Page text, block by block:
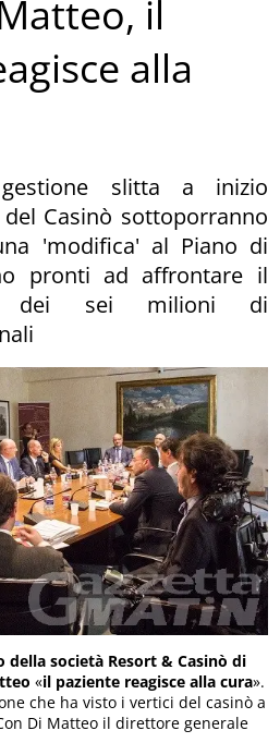
il
alla
slitta a inizio
Casinò sottoporranno
'modifica' al Piano di
pronti ad affrontare il
dei sei milioni di
della società Resort & Casinò di
«il paziente reagisce alla cura».
che ha visto i vertici del casinò a
Di Matteo il direttore generale